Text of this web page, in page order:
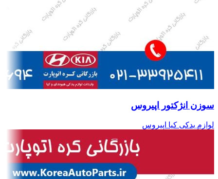
سوزن انژکتور اپیروس
لوازم یدکی کیا اپیروس